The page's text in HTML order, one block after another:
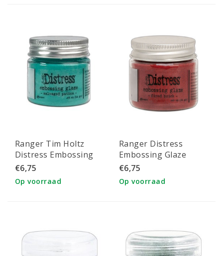
Ranger Tim Holtz
Distress Embossing
Glaze Salvaged Patina
€6,75
Op voorraad
Ranger Distress
Embossing Glaze
Fired Brick
€6,75
Op voorraad